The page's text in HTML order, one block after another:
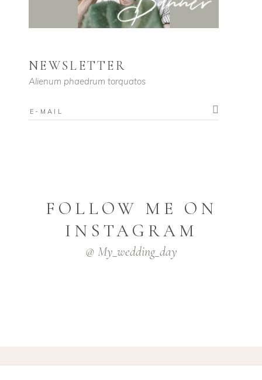
NEWSLETTER
Alienum phaedrum torquatos
FOLLOW ME ON
INSTAGRAM
@ My_wedding_day